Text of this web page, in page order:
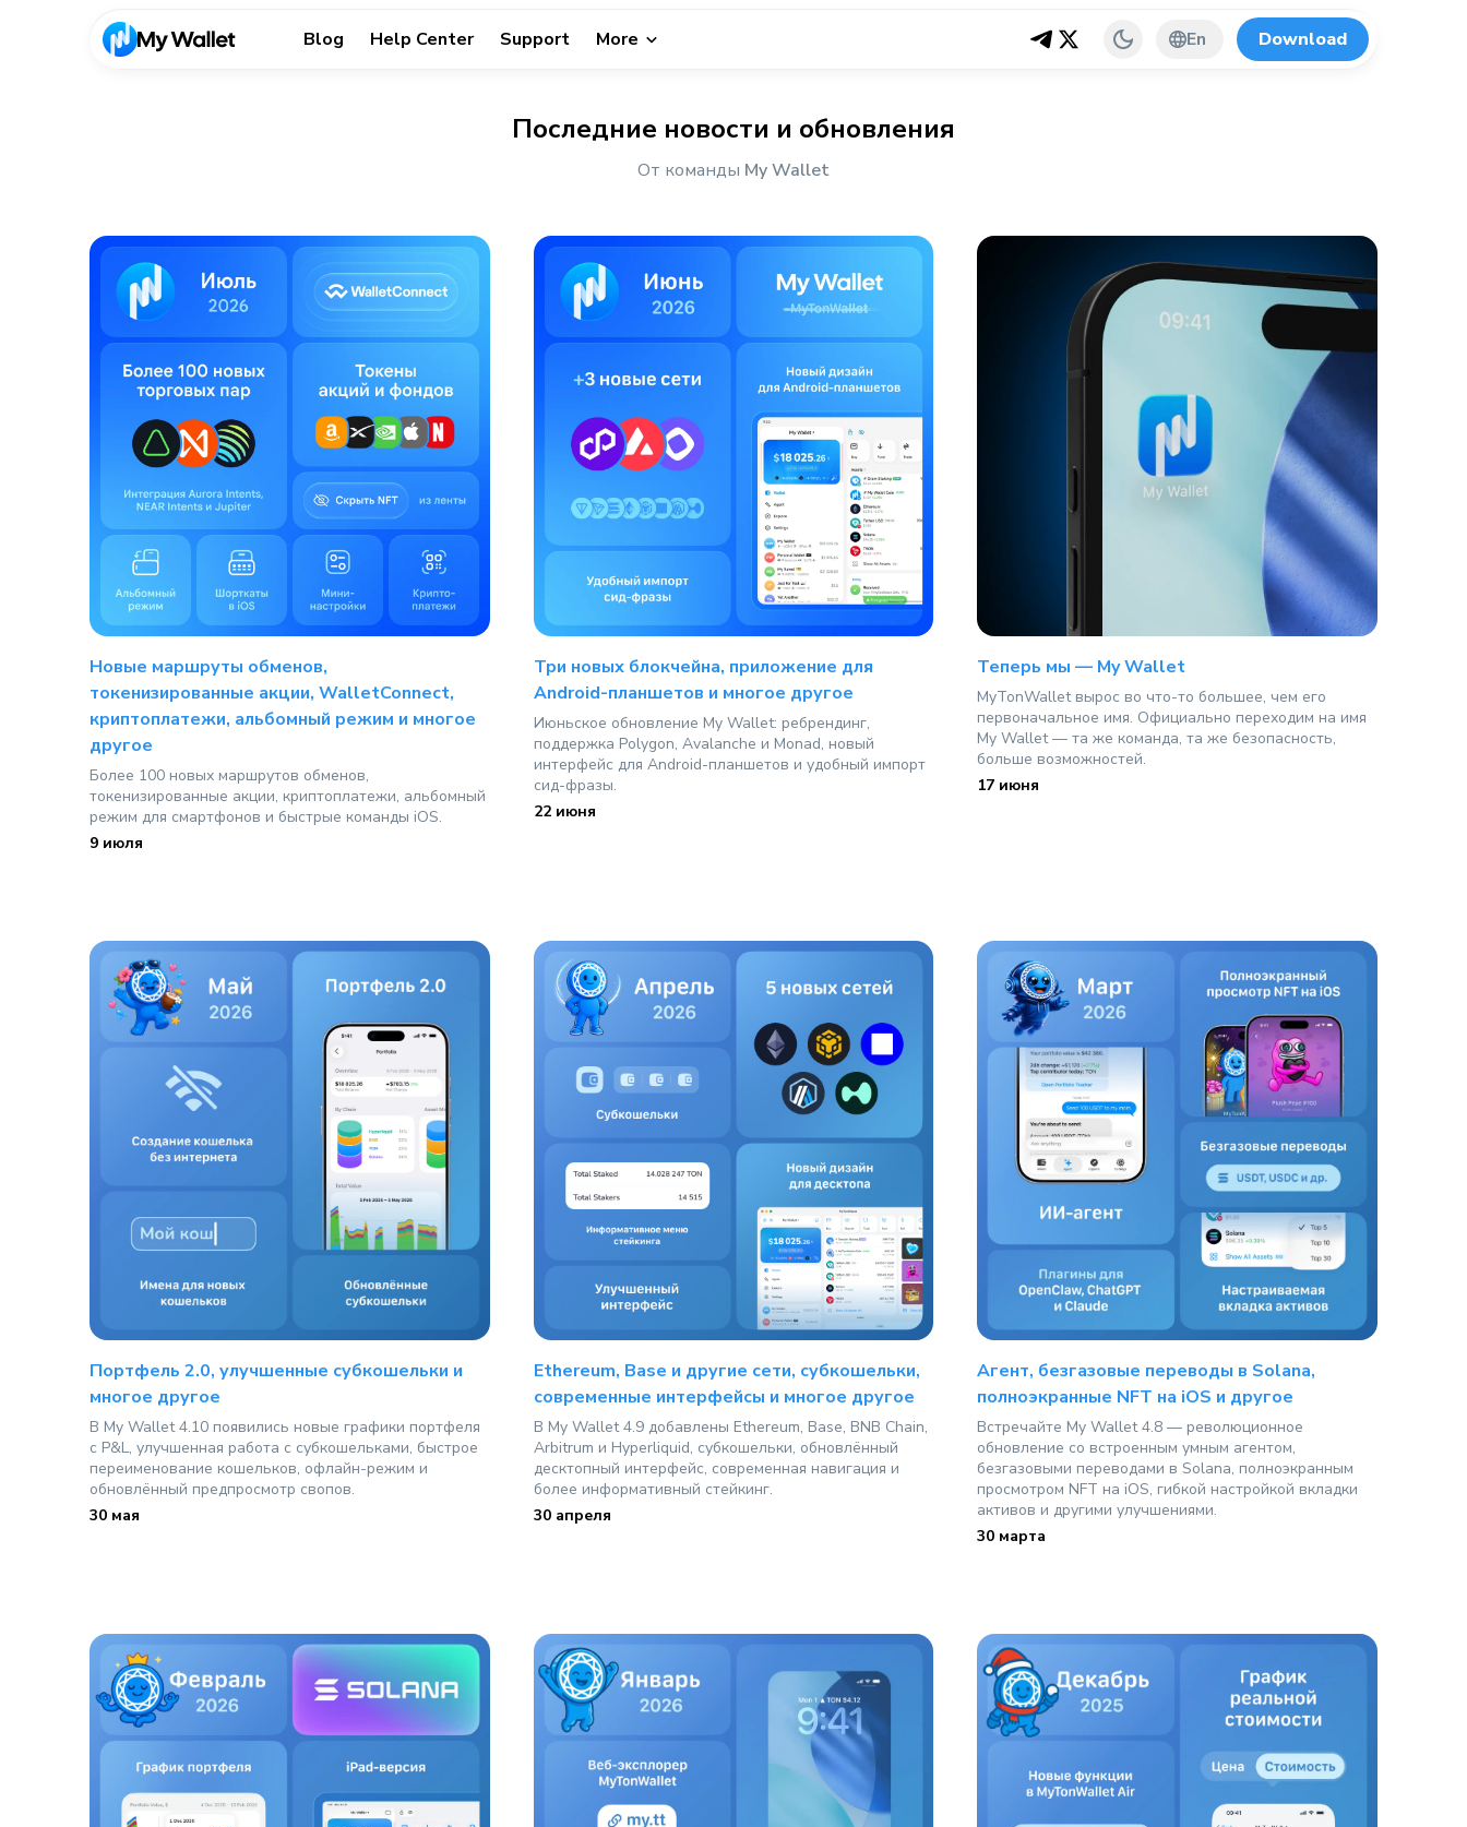
Blog Help Center Support More En Download
Последние новости и обновления
От команды My Wallet
Новые маршруты обменов,
токенизированные акции, WalletConnect,
криптоплатежи, альбомный режим и многое
другое
Более 100 новых маршрутов обменов,
токенизированные акции, криптоплатежи, альбомный
режим для смартфонов и быстрые команды iOS.
9 июля
Три новых блокчейна, приложение для
Android-планшетов и многое другое
Июньское обновление My Wallet: ребрендинг,
поддержка Polygon, Avalanche и Monad, новый
интерфейс для Android-планшетов и удобный импорт
сид-фразы.
22 июня
Теперь мы — My Wallet
MyTonWallet вырос во что-то большее, чем его
первоначальное имя. Официально переходим на имя
My Wallet — та же команда, та же безопасность,
больше возможностей.
17 июня
Портфель 2.0, улучшенные субкошельки и
многое другое
В My Wallet 4.10 появились новые графики портфеля
с P&L, улучшенная работа с субкошельками, быстрое
переименование кошельков, офлайн-режим и
обновлённый предпросмотр свопов.
30 мая
Ethereum, Base и другие сети, субкошельки,
современные интерфейсы и многое другое
В My Wallet 4.9 добавлены Ethereum, Base, BNB Chain,
Arbitrum и Hyperliquid, субкошельки, обновлённый
десктопный интерфейс, современная навигация и
более информативный стейкинг.
30 апреля
Агент, безгазовые переводы в Solana,
полноэкранные NFT на iOS и другое
Встречайте My Wallet 4.8 — революционное
обновление со встроенным умным агентом,
безгазовыми переводами в Solana, полноэкранным
просмотром NFT на iOS, гибкой настройкой вкладки
активов и другими улучшениями.
30 марта